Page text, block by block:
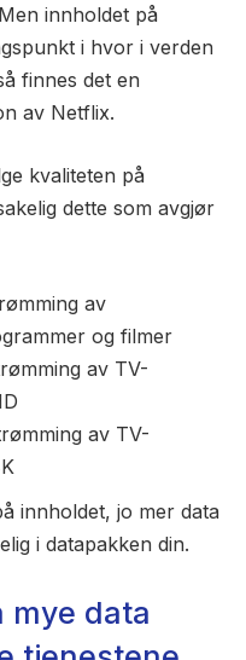
innholdet på
i hvor i verden
finnes det en
av Netflix.
kvaliteten på
dette som avgjør
av
og filmer
av TV-
av TV-
innholdet, jo mer data
i datapakken din.
mye data